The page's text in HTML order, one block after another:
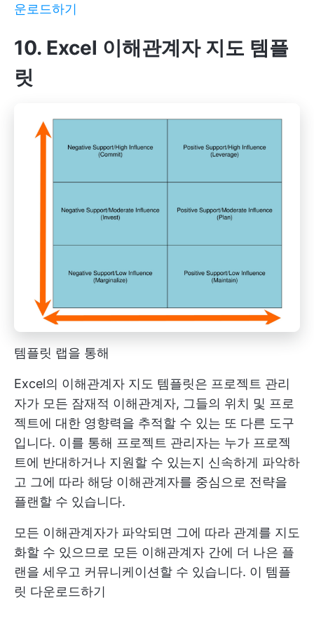
운로드하기
10. Excel 이해관계자 지도 템플
릿
템플릿 랩을 통해
Excel의 이해관계자 지도 템플릿은 프로젝트 관리
자가 모든 잠재적 이해관계자, 그들의 위치 및 프로
젝트에 대한 영향력을 추적할 수 있는 또 다른 도구
입니다. 이를 통해 프로젝트 관리자는 누가 프로젝
트에 반대하거나 지원할 수 있는지 신속하게 파악하
고 그에 따라 해당 이해관계자를 중심으로 전략을
플랜할 수 있습니다.
모든 이해관계자가 파악되면 그에 따라 관계를 지도
화할 수 있으므로 모든 이해관계자 간에 더 나은 플
랜을 세우고 커뮤니케이션할 수 있습니다. 이 템플
릿 다운로드하기